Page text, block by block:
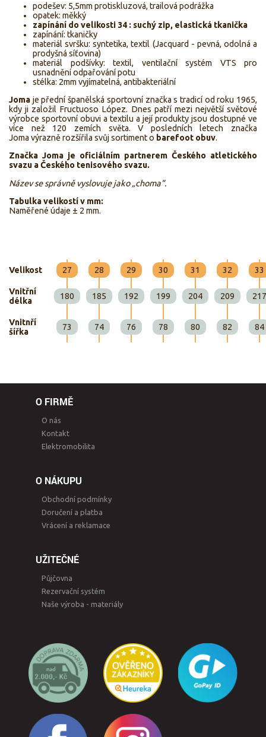
podešev: 5,5mm protiskluzová, trailová podrážka
opatek: měkký
zapínání do velikosti 34 : suchý zip, elastická tkanička
zapínání: tkaničky
materiál svršku: syntetika, textil (Jacquard - pevná, odolná a
prodyšná síťovina)
materiál podšívky: textil, ventilační systém VTS pro
usnadnění odpařování potu
stélka: 2mm vyjímatelná, antibakteriální
Joma je přední španělská sportovní značka s tradicí od roku 1965,
kdy ji založil Fructuoso López. Dnes patří mezi největší světové
výrobce sportovní obuvi a textilu a její produkty jsou dostupné ve
více než 120 zemích světa. V posledních letech značka
Joma výrazně rozšířila svůj sortiment o barefoot obuv.
Značka Joma je oficiálním partnerem Českého atletického
svazu a Českého tenisového svazu.
Název se správně vyslovuje jako „choma“.
Tabulka velikostí v mm:
Naměřené údaje ± 2 mm.
Velikost 27 28 29 30 31 32 33
Vnitřní
délka
180 185 192 199 204 209 217
Vnitnří
šířka
73 74 76 78 80 82 84
O FIRMĚ
O nás
Kontakt
Elektromobilita
O NÁKUPU
Obchodní podmínky
Doručení a platba
Vrácení a reklamace
UŽITEČNÉ
Půjčovna
Rezervační systém
Naše výroba - materiály